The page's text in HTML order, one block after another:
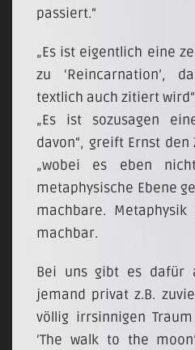
passiert.“
„Es ist eigentlich eine
zu ‘Reincarnation’,
textlich auch zitiert
„Es ist sozusagen
davon“, greift Ernst
„wobei es eben
metaphysische Ebene
machbare.
machbar.
Bei uns gibt es dafür
jemand privat z.B.
völlig irrsinnigen
‘The walk to the